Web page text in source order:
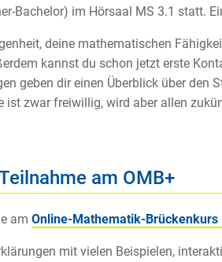
Bachelor) im Hörsaal MS 3.1 statt.
deine mathematischen
kannst du schon jetzt erste
geben dir einen Überblick über den
ist zwar freiwillig, wird aber allen
am OMB+
am Online-Mathematik-Brückenkurs
mit vielen Beispielen,